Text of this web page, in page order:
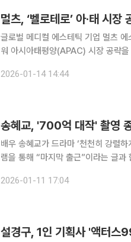
멀츠, ‘벨로테로’ 아·태 시
글로벌 메디컬 에스테틱 기업 멀츠
워 아시아태평양(APAC) 시장 공략
아는 14일 서울 강남구 웨스틴 서울
2026-01-14 14:44
송혜교, '700억 대작' 촬영
배우 송혜교가 드라마 ‘천천히 강렬하게’ 촬영 종료 심
램을 통해 “마지막 출근”이라는 글과 함께 한 장의 사
2026-01-11 17:04
설경구, 1인 기획사 '액터스